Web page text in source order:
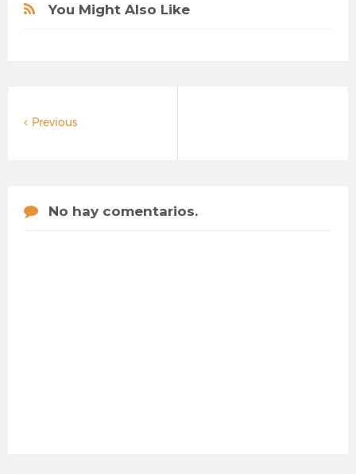
You Might Also Like
Previous
No hay comentarios.